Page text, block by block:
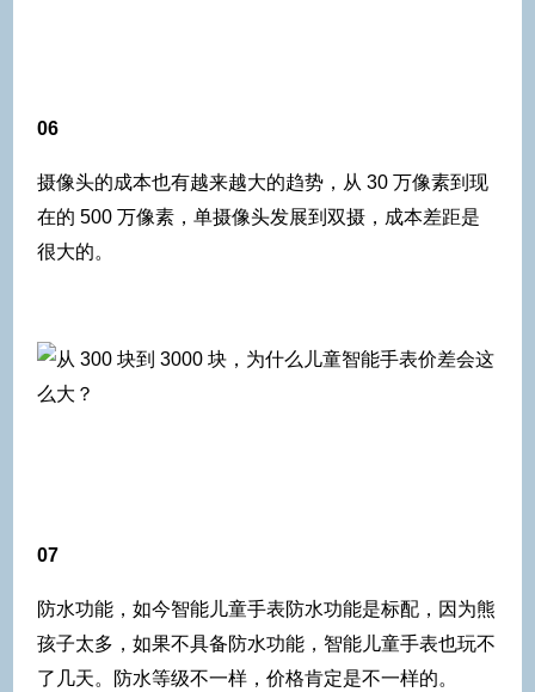
06
摄像头的成本也有越来越大的趋势，从 30 万像素到现
在的 500 万像素，单摄像头发展到双摄，成本差距是
很大的。
07
防水功能，如今智能儿童手表防水功能是标配，因为熊
孩子太多，如果不具备防水功能，智能儿童手表也玩不
了几天。防水等级不一样，价格肯定是不一样的。